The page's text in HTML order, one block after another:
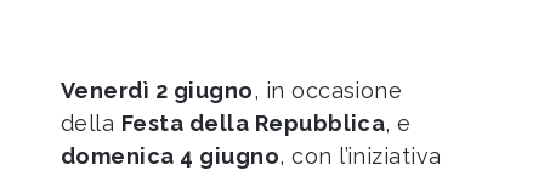
Venerdì 2 giugno, in occasione
della Festa della Repubblica, e
domenica 4 giugno, con l’iniziativa